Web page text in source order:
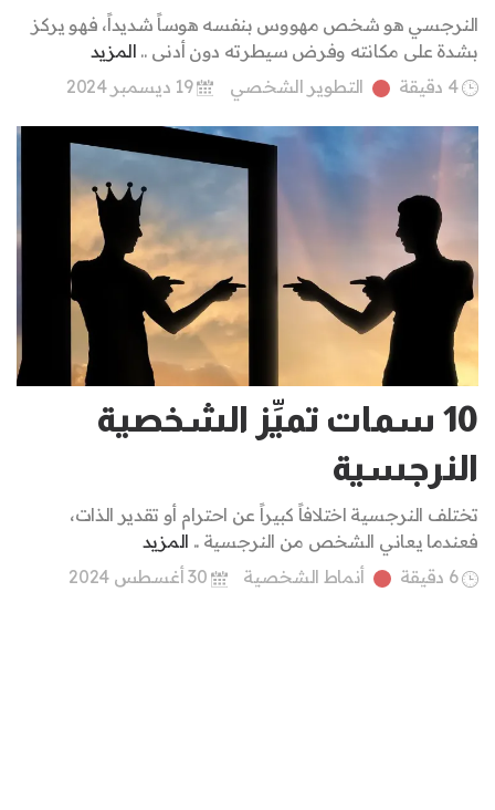
النرجسي هو شخص مهووس بنفسه هوساً شديداً، فهو يركز
بشدة على مكانته وفرض سيطرته دون أدنى .. المزيد
4 دقيقة
التطوير الشخصي 19 ديسمبر 2024
10 سمات تميِّز الشخصية
النرجسية
تختلف النرجسية اختلافاً كبيراً عن احترام أو تقدير الذات،
فعندما يعاني الشخص من النرجسية .. المزيد
6 دقيقة
أنماط الشخصية